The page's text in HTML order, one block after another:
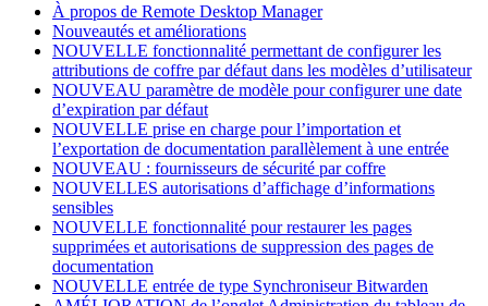
À propos de Remote Desktop Manager
Nouveautés et améliorations
NOUVELLE fonctionnalité permettant de configurer les
attributions de coffre par défaut dans les modèles d’utilisateur
NOUVEAU paramètre de modèle pour configurer une date
d’expiration par défaut
NOUVELLE prise en charge pour l’importation et
l’exportation de documentation parallèlement à une entrée
NOUVEAU : fournisseurs de sécurité par coffre
NOUVELLES autorisations d’affichage d’informations
sensibles
NOUVELLE fonctionnalité pour restaurer les pages
supprimées et autorisations de suppression des pages de
documentation
NOUVELLE entrée de type Synchroniseur Bitwarden